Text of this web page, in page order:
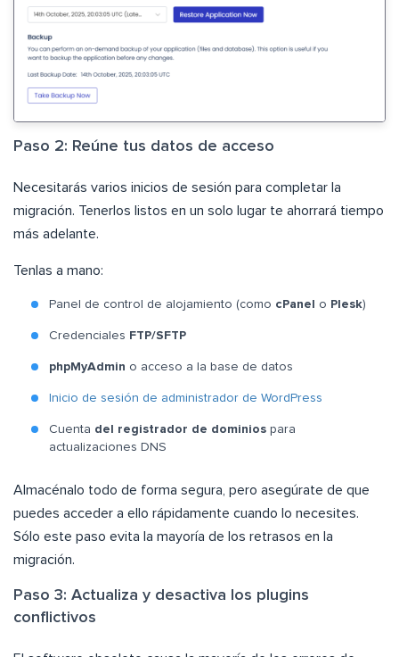
Paso 2: Reúne tus datos de acceso
Necesitarás varios inicios de sesión para completar la
migración. Tenerlos listos en un solo lugar te ahorrará tiempo
más adelante.
Tenlas a mano:
Panel de control de alojamiento (como cPanel o Plesk)
Credenciales FTP/SFTP
phpMyAdmin o acceso a la base de datos
Inicio de sesión de administrador de WordPress
Cuenta del registrador de dominios para
actualizaciones DNS
Almacénalo todo de forma segura, pero asegúrate de que
puedes acceder a ello rápidamente cuando lo necesites.
Sólo este paso evita la mayoría de los retrasos en la
migración.
Paso 3: Actualiza y desactiva los plugins
conflictivos